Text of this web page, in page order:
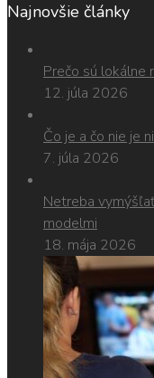
Najnovšie články
Prečo sú lokálne
12. júla 2026
Čo je a čo nie je
7. júla 2026
Netreba
modelmi
18. mája 2026